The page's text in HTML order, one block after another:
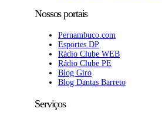
Nossos portais
Pernambuco.com
Esportes DP
Rádio Clube WEB
Rádio Clube PE
Blog Giro
Blog Dantas Barreto
Serviços